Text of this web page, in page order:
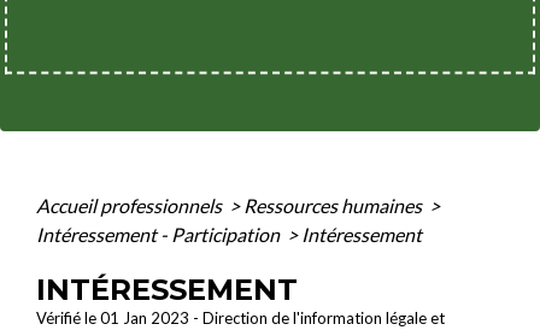
Accueil professionnels > Ressources humaines >
Intéressement - Participation > Intéressement
INTÉRESSEMENT
Vérifié le 01 Jan 2023 - Direction de l'information légale et